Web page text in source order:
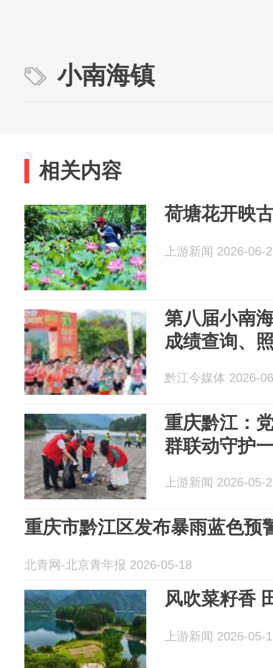
小南海镇
相关内容
荷塘花开映
上游新闻 2026-06-
第八届小南
成绩查询、
黔江今媒体 2026-
重庆黔江：
群联动守护
上游新闻 2026-05-
重庆市黔江区发布暴雨蓝色预
北青网-北京青年报 2026-05-18
风吹菜籽香
上游新闻 2026-05-